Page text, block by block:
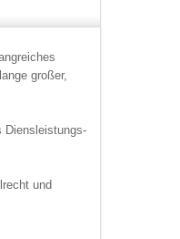
großer,
Diensleistungs-
und